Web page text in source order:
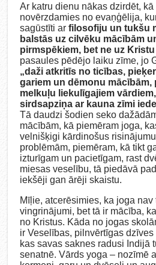
Ar katru dienu nākas dzirdēt,
novērzdamies no evaņģēlija,
sagūstīti arfilosofiju un tukšu
balstās uz cilvēku mācībām
pirmspēkiem, bet ne uz Kristu
pasaules pēdējo laiku zīme, jo
„daži atkritīs no ticības,
gariem un dēmonu mācībām,
melkuļu liekulīgajiem
sirdsapziņa ar kauna zīmi
Tā daudzi šodien seko
mācībām, kā piemēram joga,
velnišķigi kārdinošus
problēmām, piemēram, kā tikt
izturīgam un pacietīgam, rast
miesas veselību, tā piedāvā
iekšēji gan ārēji skaistu.
Mīļie, atcerēsimies, ka joga nav
vingrinājumi, bet tā ir mācība,
no Kristus. Kāda no jogas
ir Veselības, pilnvērtīgas
kas savas saknes radusi Indijā
senatnē. Vārds yoga – nozīmē